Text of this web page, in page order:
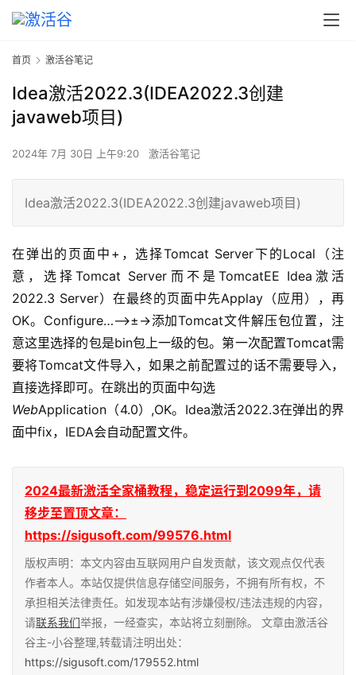
首页 激活谷笔记
Idea激活2022.3(IDEA2022.3创建
javaweb项目)
2024年 7月 30日 上午9:20 激活谷笔记
Idea激活2022.3(IDEA2022.3创建javaweb项目)
在弹出的页面中+，选择Tomcat Server下的Local（注
意，选择Tomcat Server而不是TomcatEE Idea激活
2022.3 Server）在最终的页面中先Applay（应用），再
OK。Configure…–>±->添加Tomcat文件解压包位置，注
意这里选择的包是bin包上一级的包。第一次配置Tomcat需
要将Tomcat文件导入，如果之前配置过的话不需要导入，
直接选择即可。在跳出的页面中勾选
WebApplication（4.0）,OK。Idea激活2022.3在弹出的界
面中fix，IEDA会自动配置文件。
2024最新激活全家桶教程，稳定运行到2099年，请
移步至置顶文章：
https://sigusoft.com/99576.html
版权声明：本文内容由互联网用户自发贡献，该文观点仅代表
作者本人。本站仅提供信息存储空间服务，不拥有所有权，不
承担相关法律责任。如发现本站有涉嫌侵权/违法违规的内容，
请联系我们举报，一经查实，本站将立刻删除。 文章由激活谷
谷主-小谷整理,转载请注明出处：
https://sigusoft.com/179552.html